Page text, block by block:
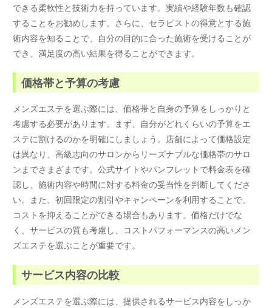
できる柔軟性と技術力を持っています。実績や経験年数も確認
することをお勧めします。さらに、セラピストの得意とする施
術内容を知ることで、自分の目的に合った施術を受けることが
でき、満足度の高い結果を得ることができます。
価格帯と予算の考慮
メンズエステを選ぶ際には、価格帯と自身の予算をしっかりと
考慮する必要があります。まず、自分がどれくらいの予算をエ
ステに割けるのかを明確にしましょう。店舗によって価格設定
は異なり、高級志向のサロンからリーズナブルな価格帯のサロ
ンまでさまざまです。公式サイトやパンフレットで料金表を確
認し、施術内容や時間に対する料金の妥当性を判断してくださ
い。また、初回限定の割引やキャンペーンを利用することで、
コストを抑えることができる場合もあります。価格だけでな
く、サービスの質も考慮し、コストパフォーマンスの高いメン
ズエステを選ぶことが重要です。
サービス内容の比較
メンズエステを選ぶ際には、提供されるサービス内容をしっか